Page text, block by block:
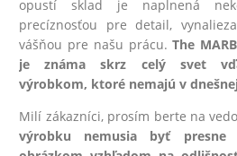
opustí sklad je naplnená
precíznosťou pre detail,
vášňou pre našu prácu.The
je známa skrz celý svet
výrobkom, ktoré nemajú v
Milí zákazníci, prosím berte na
výrobku nemusia byť presne